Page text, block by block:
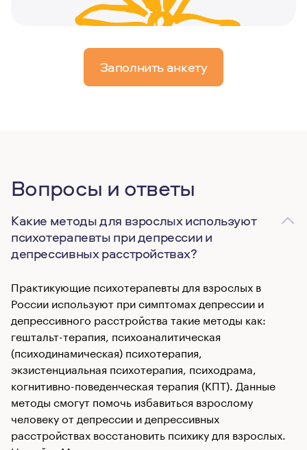
Заполнить анкету
Вопросы и ответы
Какие методы для взрослых используют
психотерапевты при депрессии и
депрессивных расстройствах?
Практикующие психотерапевты для взрослых в
России используют при симптомах депрессии и
депрессивного расстройства такие методы как:
гештальт-терапия, психоаналитическая
(психодинамическая) психотерапия,
экзистенциальная психотерапия, психодрама,
когнитивно-поведенческая терапия (КПТ). Данные
методы смогут помочь избавиться взрослому
человеку от депрессии и депрессивных
расстройствах восстановить психику для взрослых.